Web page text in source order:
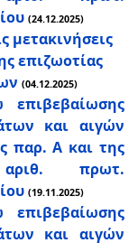
(24.12.2025)
μετακινήσεις
επιζωοτίας
(04.12.2025)
επιβεβαίωσης
και αιγών
παρ. Α και της
πρωτ.
(19.11.2025)
επιβεβαίωσης
και αιγών